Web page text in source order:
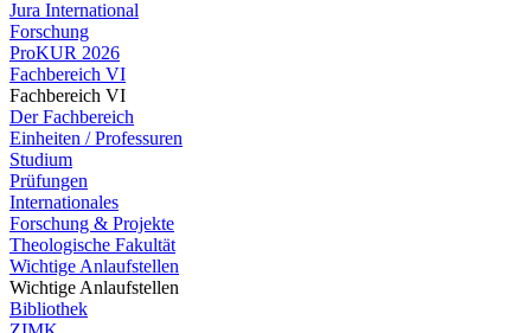
Jura International
Forschung
ProKUR 2026
Fachbereich VI
Fachbereich VI
Der Fachbereich
Einheiten / Professuren
Studium
Prüfungen
Internationales
Forschung & Projekte
Theologische Fakultät
Wichtige Anlaufstellen
Wichtige Anlaufstellen
Bibliothek